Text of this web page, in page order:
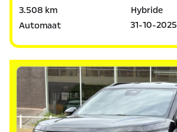
3.508 km
Hybride
Automaat
31-10-2025